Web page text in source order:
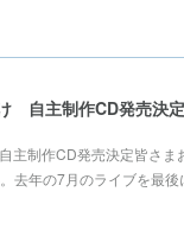
自主制作CD発売決定
制作CD発売決定皆さま
去年の7月のライブを最